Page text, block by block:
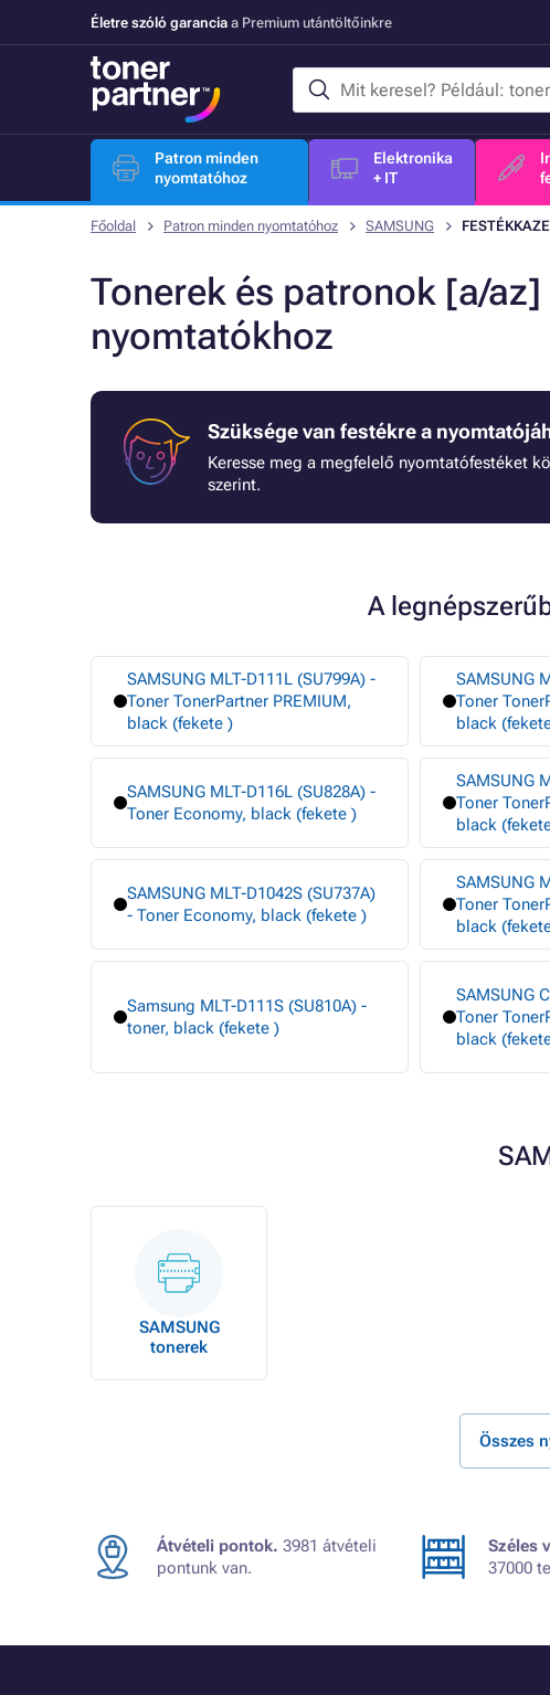
Életre szóló garancia a Premium utántöltőinkre
Patron minden
nyomtatóhoz
Elektronika
+ IT
Főoldal Patron minden nyomtatóhoz SAMSUNG
Tonerek és patronok [a/az]
nyomtatókhoz
Szüksége van festékre a
Keresse meg a megfelelő nyomtatófestéket
szerint.
A
SAMSUNG MLT-D111L (SU799A) -
Toner TonerPartner PREMIUM,
black (fekete )
SAMSUNG
Toner
black
SAMSUNG MLT-D116L (SU828A) -
Toner Economy, black (fekete )
SAMSUNG
Toner
black
SAMSUNG MLT-D1042S (SU737A)
- Toner Economy, black (fekete )
SAMSUNG
Toner
black
Samsung MLT-D111S (SU810A) -
toner, black (fekete )
SAMSUNG
Toner
black
SAMSUNG
tonerek
Összes
Átvételi pontok. 3981 átvételi
pontunk van.
Széles
37000